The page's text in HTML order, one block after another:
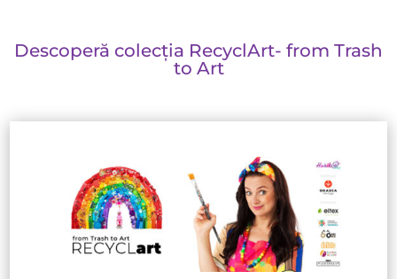
Descoperă colecția RecyclArt- from Trash
to Art